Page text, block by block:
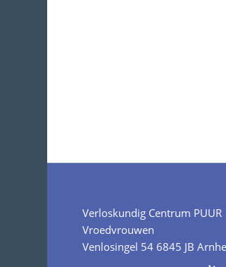
Verloskundig Centrum PUUR
Vroedvrouwen
Venlosingel 54 6845 JB